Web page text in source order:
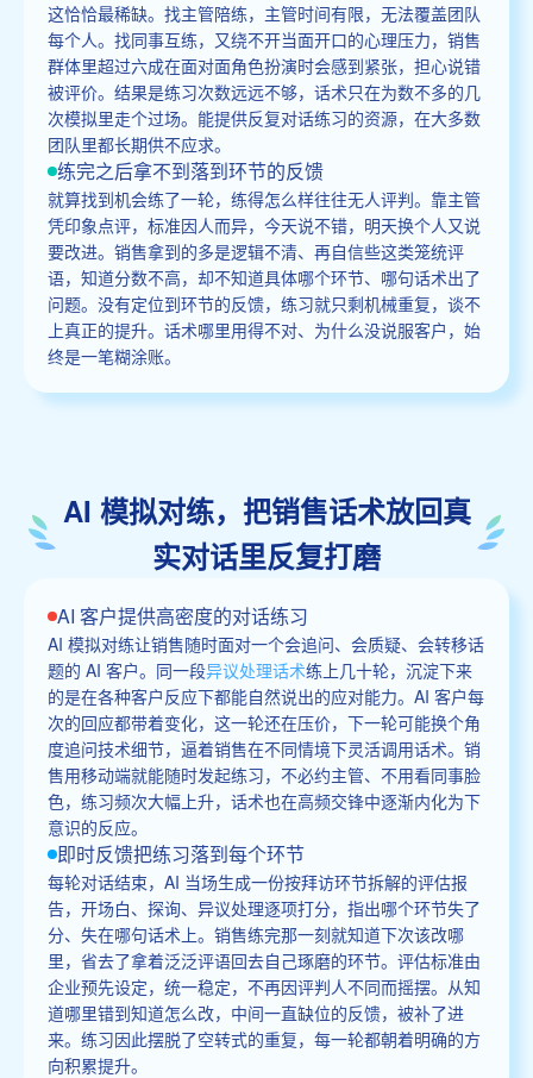
这恰恰最稀缺。找主管陪练，主管时间有限，无法覆盖团队
每个人。找同事互练，又绕不开当面开口的心理压力，销售
群体里超过六成在面对面角色扮演时会感到紧张，担心说错
被评价。结果是练习次数远远不够，话术只在为数不多的几
次模拟里走个过场。能提供反复对话练习的资源，在大多数
团队里都长期供不应求。
练完之后拿不到落到环节的反馈
就算找到机会练了一轮，练得怎么样往往无人评判。靠主管
凭印象点评，标准因人而异，今天说不错，明天换个人又说
要改进。销售拿到的多是逻辑不清、再自信些这类笼统评
语，知道分数不高，却不知道具体哪个环节、哪句话术出了
问题。没有定位到环节的反馈，练习就只剩机械重复，谈不
上真正的提升。话术哪里用得不对、为什么没说服客户，始
终是一笔糊涂账。
AI 模拟对练，把销售话术放回真
实对话里反复打磨
AI 客户提供高密度的对话练习
AI 模拟对练让销售随时面对一个会追问、会质疑、会转移话
题的 AI 客户。同一段异议处理话术练上几十轮，沉淀下来
的是在各种客户反应下都能自然说出的应对能力。AI 客户每
次的回应都带着变化，这一轮还在压价，下一轮可能换个角
度追问技术细节，逼着销售在不同情境下灵活调用话术。销
售用移动端就能随时发起练习，不必约主管、不用看同事脸
色，练习频次大幅上升，话术也在高频交锋中逐渐内化为下
意识的反应。
即时反馈把练习落到每个环节
每轮对话结束，AI 当场生成一份按拜访环节拆解的评估报
告，开场白、探询、异议处理逐项打分，指出哪个环节失了
分、失在哪句话术上。销售练完那一刻就知道下次该改哪
里，省去了拿着泛泛评语回去自己琢磨的环节。评估标准由
企业预先设定，统一稳定，不再因评判人不同而摇摆。从知
道哪里错到知道怎么改，中间一直缺位的反馈，被补了进
来。练习因此摆脱了空转式的重复，每一轮都朝着明确的方
向积累提升。